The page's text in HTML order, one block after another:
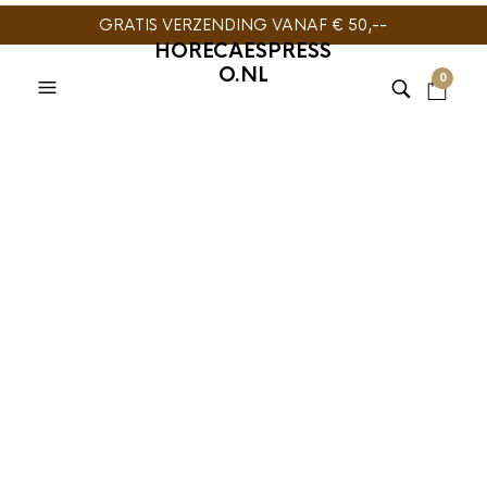
GRATIS VERZENDING VANAF € 50,--
HORECAESPRESS
O.NL
0